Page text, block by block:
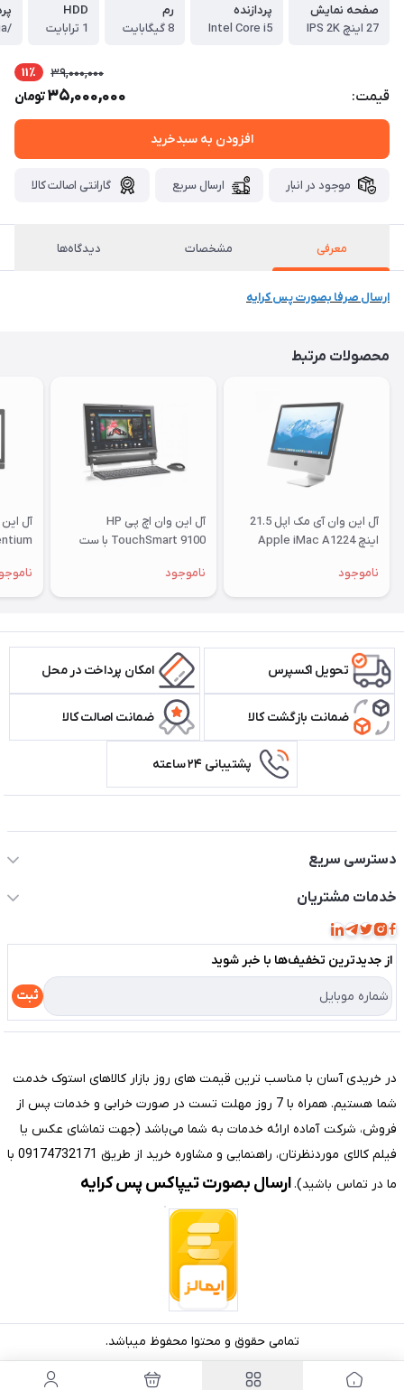
صفحه نمایش
27 اینچ IPS 2K
پردازنده
Intel Core i5
رم
8 گیگابایت
HDD
1 ترابایت
/RADEON/Nvidia
قیمت:
39,000,000 11٪
35,000,000تومان
افزودن به سبدخرید
موجود در انبار ارسال سریع گارانتی اصالت کالا
معرفی مشخصات دیدگاه‌ها
ارسال صرفا بصورت پس کرایه
محصولات مرتبط
آل این وان آی مک اپل 21.5
اینچ Apple iMac A1224
ناموجود
آل این وان اچ پی HP
TouchSmart 9100 با ست
ناموجود
تحویل اکسپرس امکان پرداخت در محل
ضمانت بازگشت کالا ضمانت اصالت کالا
پشتیبانی ۲۴ ساعته
دسترسی سریع
حساب کاربری
مجله فروشگاه
لیست محصولات
درباره ما
تماس با ما
خدمات مشتریان
قوانین و مقررات
حریم خصوصی
راهنما
از جدید‌ترین تخفیف‌ها با‌ خبر شوید
ثبت
در خریدی آسان با مناسب ترین قیمت های روز بازار کالاهای استوک خدمت
شما هستیم. همراه با 7 روز مهلت تست در صورت خرابی و خدمات پس از
فروش، شرکت آماده ارائه خدمات به شما می‌باشد (جهت تماشای عکس یا
فیلم کالای موردنظرتان، راهنمایی و مشاوره خرید از طریق 09174732171 با
ما در تماس باشید).ارسال بصورت تیپاکس پس کرایه
تمامی حقوق و محتوا محفوظ میباشد.